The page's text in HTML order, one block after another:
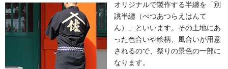
2026年8月
2026年7月
オリジナルで製作する半纏を「別
誂半纏（べつあつらえはんて
ん）」といいます。その土地にあ
った色合いや絵柄、風合いが用意
されるので、祭りの景色の一部に
なります。